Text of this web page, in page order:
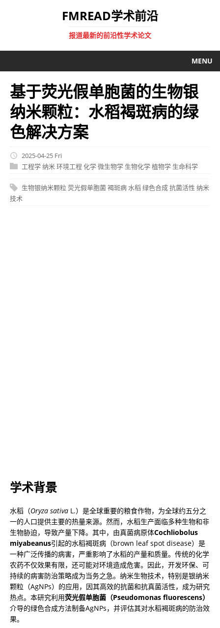
FMREAD学术前沿
报道最新的前沿性学术论文
MENU
基于荧光假单胞菌的生物银
纳米颗粒：水稻褐斑病的绿
色解决方案
2025-04-25 Fri
工程学纳米环境工程化学微生物学 生物化学植物学 生命科学
生物银纳米颗粒 荧光假单胞菌褐斑病 水稻 绿色合成抗菌活性 纳米
技术
学术背景
水稻（Oryza sativa L.）是全球重要的粮食作物，为全球约五分之
一的人口提供主要的热量来源。然而，水稻生产面临多种生物和非
生物胁迫，导致产量下降。其中，由真菌病原体Cochliobolus
miyabeanus引起的水稻褐斑病（brown leaf spot disease）是
一种广泛传播的病害，严重影响了水稻的产量和质量。传统的化学
农药不仅效果有限，还可能对环境造成危害。因此，开发环保、可
持续的病害防治策略成为当务之急。纳米生物技术，特别是银纳米
颗粒（AgNPs）的应用，因其高效的抗菌和抗真菌活性，成为研究
热点。本研究利用荧光假单胞菌（Pseudomonas fluorescens）
介导的绿色合成方法制备AgNPs，并评估其对水稻褐斑病的防治效
果。